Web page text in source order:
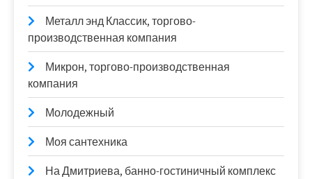
Металл энд Классик, торгово-
производственная компания
Микрон, торгово-производственная
компания
Молодежный
Моя сантехника
На Дмитриева, банно-гостиничный комплекс